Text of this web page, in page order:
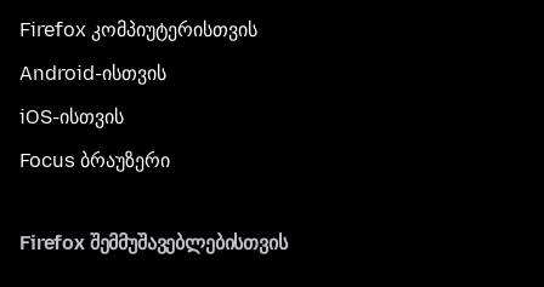
Firefox კომპიუტერისთვის
Android-ისთვის
iOS-ისთვის
Focus ბრაუზერი
Firefox შემმუშავებლებისთვის